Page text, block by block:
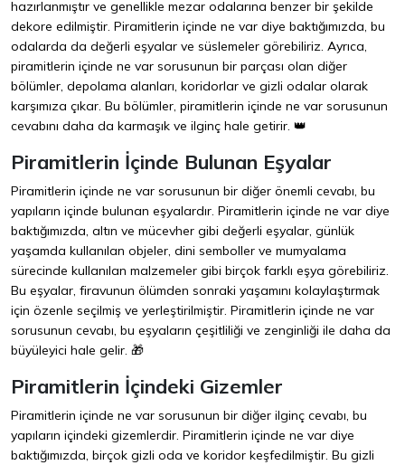
hazırlanmıştır ve genellikle mezar odalarına benzer bir şekilde
dekore edilmiştir. Piramitlerin içinde ne var diye baktığımızda, bu
odalarda da değerli eşyalar ve süslemeler görebiliriz. Ayrıca,
piramitlerin içinde ne var sorusunun bir parçası olan diğer
bölümler, depolama alanları, koridorlar ve gizli odalar olarak
karşımıza çıkar. Bu bölümler, piramitlerin içinde ne var sorusunun
cevabını daha da karmaşık ve ilginç hale getirir. 👑
Piramitlerin İçinde Bulunan Eşyalar
Piramitlerin içinde ne var sorusunun bir diğer önemli cevabı, bu
yapıların içinde bulunan eşyalardır. Piramitlerin içinde ne var diye
baktığımızda, altın ve mücevher gibi değerli eşyalar, günlük
yaşamda kullanılan objeler, dini semboller ve mumyalama
sürecinde kullanılan malzemeler gibi birçok farklı eşya görebiliriz.
Bu eşyalar, firavunun ölümden sonraki yaşamını kolaylaştırmak
için özenle seçilmiş ve yerleştirilmiştir. Piramitlerin içinde ne var
sorusunun cevabı, bu eşyaların çeşitliliği ve zenginliği ile daha da
büyüleyici hale gelir. 🎁
Piramitlerin İçindeki Gizemler
Piramitlerin içinde ne var sorusunun bir diğer ilginç cevabı, bu
yapıların içindeki gizemlerdir. Piramitlerin içinde ne var diye
baktığımızda, birçok gizli oda ve koridor keşfedilmiştir. Bu gizli